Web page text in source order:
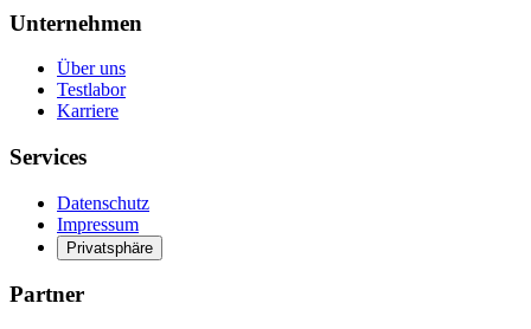
Unternehmen
Über uns
Testlabor
Karriere
Services
Datenschutz
Impressum
Privatsphäre
Partner